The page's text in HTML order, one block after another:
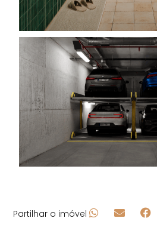
Partilhar o imóvel